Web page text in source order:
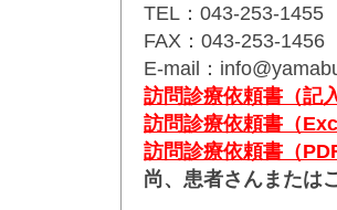
TEL：043-253-1455
FAX：043-253-1456
E-mail：
訪問診療依頼書（記
訪問診療依頼書（
訪問診療依頼書（PDF
尚、患者さんまたは